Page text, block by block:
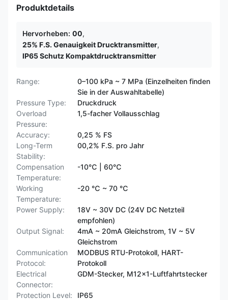
Produktdetails
Hervorheben: 00,
25% F.S. Genauigkeit Drucktransmitter,
IP65 Schutz Kompaktdrucktransmitter
Range:
0–100 kPa ~ 7 MPa (Einzelheiten finden
Sie in der Auswahltabelle)
Pressure Type:
Druckdruck
Overload
Pressure:
1,5-facher Vollausschlag
Accuracy:
0,25 % FS
Long-Term
Stability:
00,2% F.S. pro Jahr
Compensation
Temperature:
-10℃ | 60℃
Working
Temperature:
-20 ℃ ~ 70 ℃
Power Supply:
18V ~ 30V DC (24V DC Netzteil
empfohlen)
Output Signal:
4mA ~ 20mA Gleichstrom, 1V ~ 5V
Gleichstrom
Communication
Protocol:
MODBUS RTU-Protokoll, HART-
Protokoll
Electrical
Connector:
GDM-Stecker, M12x1-Luftfahrtstecker
Protection Level: IP65